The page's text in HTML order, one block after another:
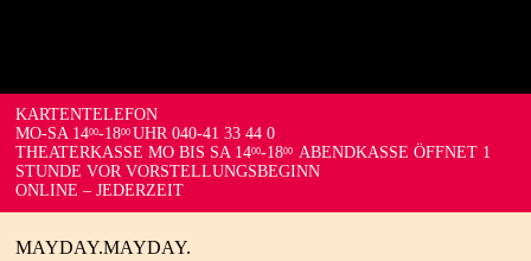
KARTENTELEFON
MO-SA 1400-1800 UHR 040-41 33 44 0
THEATERKASSE MO BIS SA 1400-1800 ABENDKASSE ÖFFNET 1
STUNDE VOR VORSTELLUNGSBEGINN
ONLINE – JEDERZEIT
MAYDAY.MAYDAY.